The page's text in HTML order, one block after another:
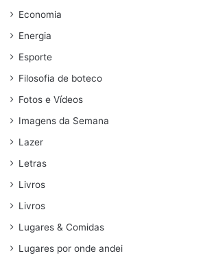
Economia
Energia
Esporte
Filosofia de boteco
Fotos e Vídeos
Imagens da Semana
Lazer
Letras
Livros
Livros
Lugares & Comidas
Lugares por onde andei